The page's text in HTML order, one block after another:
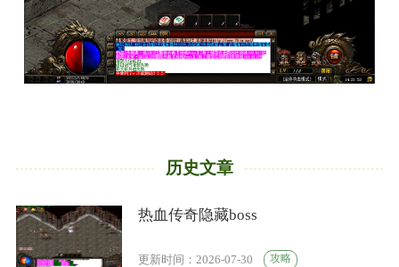
历史文章
热血传奇隐藏boss
更新时间：2026-07-30 攻略